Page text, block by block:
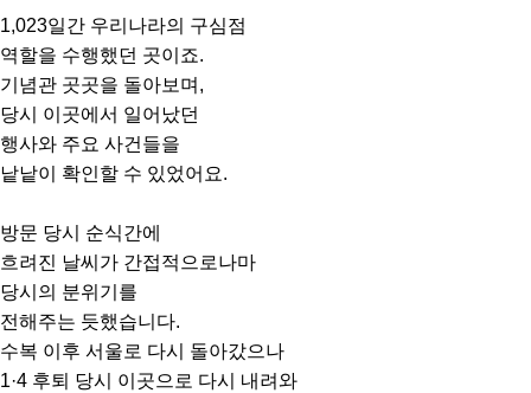
1,023일간 우리나라의 구심점
역할을 수행했던 곳이죠.
기념관 곳곳을 돌아보며,
당시 이곳에서 일어났던
행사와 주요 사건들을
낱낱이 확인할 수 있었어요.
방문 당시 순식간에
흐려진 날씨가 간접적으로나마
당시의 분위기를
전해주는 듯했습니다.
수복 이후 서울로 다시 돌아갔으나
1·4 후퇴 당시 이곳으로 다시 내려와